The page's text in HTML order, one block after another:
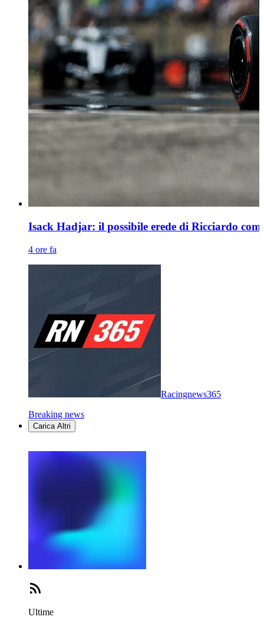
Isack Hadjar: il possibile erede di Ricciardo
4 ore fa
Racingnews365
Breaking news
Carica Altri
Ultime